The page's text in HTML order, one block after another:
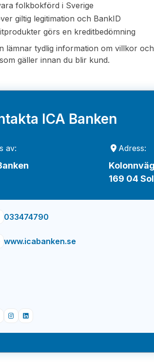
folkbokförd i Sverige
giltig legitimation och BankID
görs en kreditbedömning
lämnar tydlig information om villkor
gäller innan du blir kund.
ICA Banken
av: Adress:
169 04
033474790
www.icabanken.se